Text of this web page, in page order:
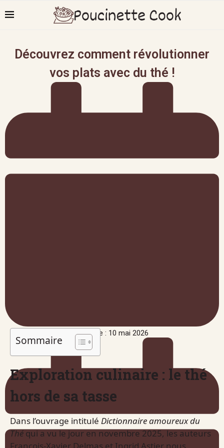
Découvrez comment révolutionner
vos plats avec du thé !
Publié le : 10 mai 2026
Sommaire
Exploration culinaire : le thé
hors de sa tasse
Dans l’ouvrage intitulé Dictionnaire amoureux du
Théqui a vu le jour en novembre 2025, les auteurs
François-Xavier Delmas et Ingrid Astier nous